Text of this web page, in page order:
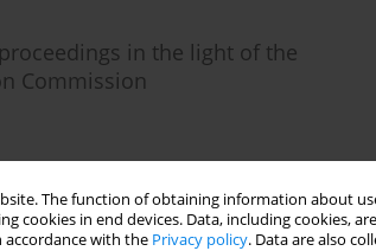
The function of obtaining information about
in end devices. Data, including cookies,
accordance with the Privacy policy. Data are also
in the light of the
Commission
Stats